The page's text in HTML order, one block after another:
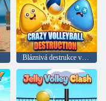
Bláznivá destrukce ve volejbale